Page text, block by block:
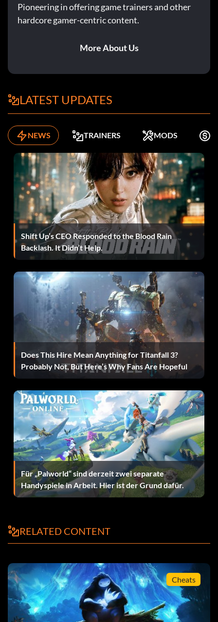
Pioneering in offering game trainers and other
hardcore gamer-centric content.
More About Us
LATEST UPDATES
NEWS TRAINERS MODS
Shift Up’s CEO Responded to the Blood Rain
Backlash. It Didn’t Help.
Does This Hire Mean Anything for Titanfall 3?
Probably Not, But Here’s Why Fans Are Hopeful
Für „Palworld“ sind derzeit zwei separate
Handyspiele in Arbeit. Hier ist der Grund dafür.
RELATED CONTENT
Cheats